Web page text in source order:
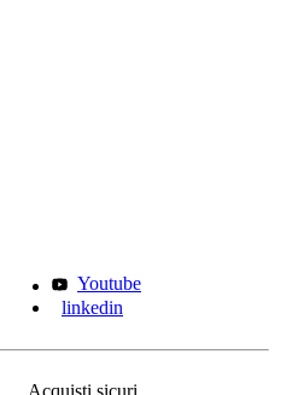
Youtube
linkedin